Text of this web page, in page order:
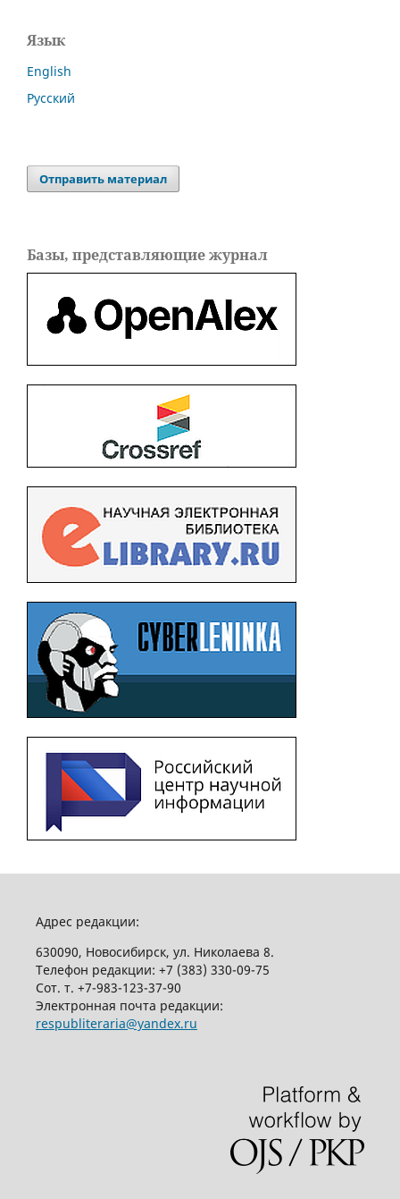
Язык
English
Русский
Отправить материал
Базы, представляющие журнал
Адрес редакции:
630090, Новосибирск, ул. Николаева 8.
Телефон редакции: +7 (383) 330-09-75
Сот. т. +7-983-123-37-90
Электронная почта редакции:
respubliteraria@yandex.ru